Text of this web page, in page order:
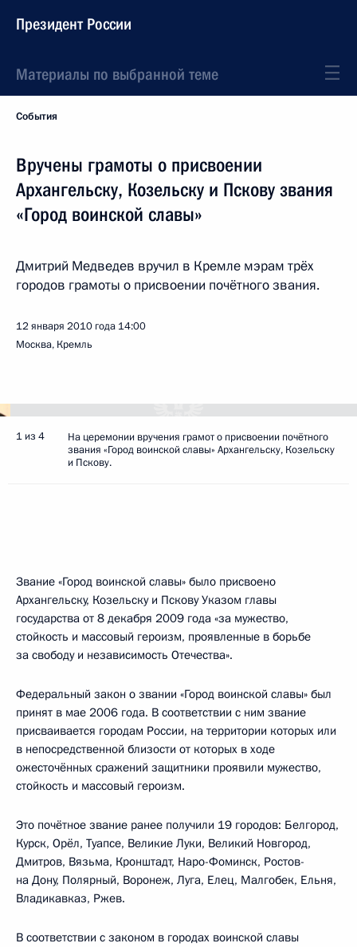
Президент России
Материалы по выбранной теме
События
Вручены грамоты о присвоении
Архангельску, Козельску и Пскову звания
«Город воинской славы»
Дмитрий Медведев вручил в Кремле мэрам трёх
городов грамоты о присвоении почётного звания.
12 января 2010 года 14:00
Москва, Кремль
1 из 4
На церемонии вручения грамот о присвоении почётного
звания «Город воинской славы» Архангельску, Козельску
и Пскову.
Звание «Город воинской славы» было присвоено
Архангельску, Козельску и Пскову Указом главы
государства от 8 декабря 2009 года «за мужество,
стойкость и массовый героизм, проявленные в борьбе
за свободу и независимость Отечества».
Федеральный закон о звании «Город воинской славы» был
принят в мае 2006 года. В соответствии с ним звание
присваивается городам России, на территории которых или
в непосредственной близости от которых в ходе
ожесточённых сражений защитники проявили мужество,
стойкость и массовый героизм.
Это почётное звание ранее получили 19 городов: Белгород,
Курск, Орёл, Туапсе, Великие Луки, Великий Новгород,
Дмитров, Вязьма, Кронштадт, Наро-Фоминск, Ростов-
на Дону, Полярный, Воронеж, Луга, Елец, Малгобек, Ельня,
Владикавказ, Ржев.
В соответствии с законом в городах воинской славы